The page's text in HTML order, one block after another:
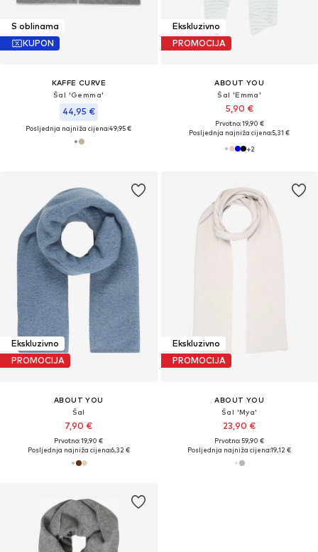
S oblinama
KUPON
KAFFE CURVE
Šal 'Gemma'
44,95 €
Posljednja najniža cijena:49,95 €
Ekskluzivno
PROMOCIJA
ABOUT YOU
Šal 'Emma'
5,90 €
Prvotno: 19,90 €
Posljednja najniža cijena:5,31 €
+2
Ekskluzivno
PROMOCIJA
ABOUT YOU
Šal
7,90 €
Prvotno: 19,90 €
Posljednja najniža cijena:6,32 €
Ekskluzivno
PROMOCIJA
ABOUT YOU
Šal 'Mya'
23,90 €
Prvotno: 59,90 €
Posljednja najniža cijena:19,12 €